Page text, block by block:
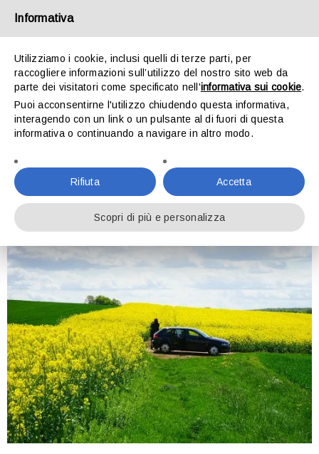
MANUTENZIONE AUTO IN
PRIMAVERA
Manutenzione Auto in Primavera
Informativa
Utilizziamo i cookie, inclusi quelli di terze parti, per
raccogliere informazioni sull’utilizzo del nostro sito web da
parte dei visitatori come specificato nell'informativa sui cookie.
Puoi acconsentirne l'utilizzo chiudendo questa informativa,
interagendo con un link o un pulsante al di fuori di questa
informativa o continuando a navigare in altro modo.
Rifiuta Accetta
Scopri di più e personalizza